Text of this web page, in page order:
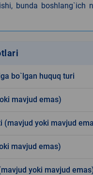
bunda
bo`lgan huquq turi
mavjud emas)
(mavjud yoki mavjud
mavjud emas)
yoki mavjud